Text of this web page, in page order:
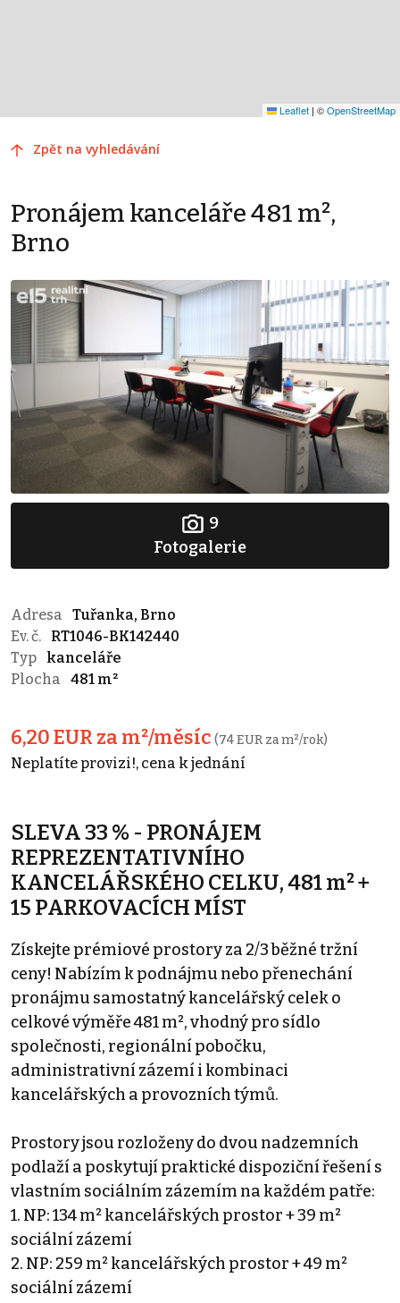
Leaflet | ©OpenStreetMap
Zpět na vyhledávání
Pronájem kanceláře 481 m²,
Brno
9
Fotogalerie
Adresa
Tuřanka, Brno
Ev. č.
RT1046-BK142440
Typ
kanceláře
Plocha
481 m²
6,20 EUR za m²/měsíc (74 EUR za m²/rok)
Neplatíte provizi!, cena k jednání
SLEVA 33 % - PRONÁJEM
REPREZENTATIVNÍHO
KANCELÁŘSKÉHO CELKU, 481 m² +
15 PARKOVACÍCH MÍST
Získejte prémiové prostory za 2/3 běžné tržní
ceny! Nabízím k podnájmu nebo přenechání
pronájmu samostatný kancelářský celek o
celkové výměře 481 m², vhodný pro sídlo
společnosti, regionální pobočku,
administrativní zázemí i kombinaci
kancelářských a provozních týmů.
Prostory jsou rozloženy do dvou nadzemních
podlaží a poskytují praktické dispoziční řešení s
vlastním sociálním zázemím na každém patře:
1. NP: 134 m² kancelářských prostor + 39 m²
sociální zázemí
2. NP: 259 m² kancelářských prostor + 49 m²
sociální zázemí